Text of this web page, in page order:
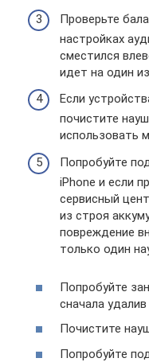
Проверьте
настройках
сместился
идет на один
Если
почистите
использовать
Попробуйте
iPhone и если
сервисный
из строя
повреждение
только один
Попробуйте
сначала
Почистите
Попробуйте